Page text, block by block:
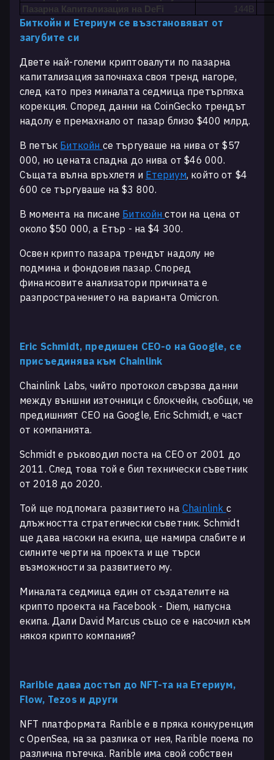
Пазарна Капитализация на DeFi
144B
Биткойн и Етериум се възстановяват от
загубите си
Двете най-големи криптовалути по пазарна
капитализация започнаха своя тренд нагоре,
след като през миналата седмица претърпяха
корекция. Според данни на CoinGecko трендът
надолу е премахнало от пазар близо $400 млрд.
В петък Биткойн се търгуваше на нива от $57
000, но цената спадна до нива от $46 000.
Същата вълна връхлетя и Етериум, който от $4
600 се търгуваше на $3 800.
В момента на писане Биткойнстои на цена от
около $50 000, а Етър - на $4 300.
Освен крипто пазара трендът надолу не
подмина и фондовия пазар. Според
финансовите анализатори причината e
разпространението на варианта Omicron.
Eric Schmidt, предишен CEO-о на Google, се
присъединява към Chainlink
Chainlink Labs, чийто протокол свързва данни
между външни източници с блокчейн, съобщи, че
предишният CEO на Google, Eric Schmidt, е част
от компанията.
Schmidt е ръководил поста на CEO от 2001 до
2011. След това той е бил технически съветник
от 2018 до 2020.
Той ще подпомага развитието на Chainlink с
длъжността стратегически съветник. Schmidt
ще дава насоки на екипа, ще намира слабите и
силните черти на проекта и ще търси
възможности за развитието му.
Миналата седмица един от създателите на
крипто проекта на Facebook - Diem, напусна
екипа. Дали David Marcus също се е насочил към
някоя крипто компания?
Rarible дава достъп до NFT-та на Етериум,
Flow, Tezos и други
NFT платформата Rarible е в пряка конкуренция
с OpenSea, на за разлика от нея, Rarible поема по
различна пътечка. Rarible има свой собствен